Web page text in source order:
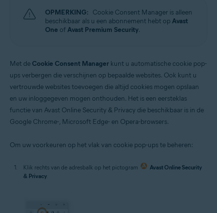
OPMERKING: Cookie Consent Manager is alleen
beschikbaar als u een abonnement hebt opAvast
One ofAvast Premium Security.
Met de Cookie Consent Manager kunt u automatische cookie pop-
ups verbergen die verschijnen op bepaalde websites. Ook kunt u
vertrouwde websites toevoegen die altijd cookies mogen opslaan
en uw inloggegeven mogen onthouden. Het is een eersteklas
functie van Avast Online Security & Privacy die beschikbaar is in de
Google Chrome-, Microsoft Edge- en Opera-browsers.
Om uw voorkeuren op het vlak van cookie pop-ups te beheren:
Klik rechts van de adresbalk op het pictogram
Avast Online Security
& Privacy